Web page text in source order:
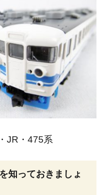
JR・475系
知っておきましょ